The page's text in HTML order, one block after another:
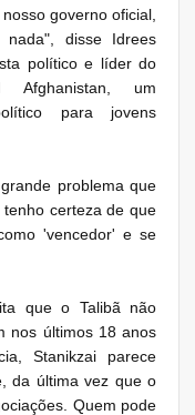
governo oficial,
nada", disse Idrees
político e líder do
Afghanistan, um
para jovens
problema que
certeza de que
'vencedor' e se
que o Talibã não
nos últimos 18 anos
Stanikzai parece
da última vez que o
Quem pode